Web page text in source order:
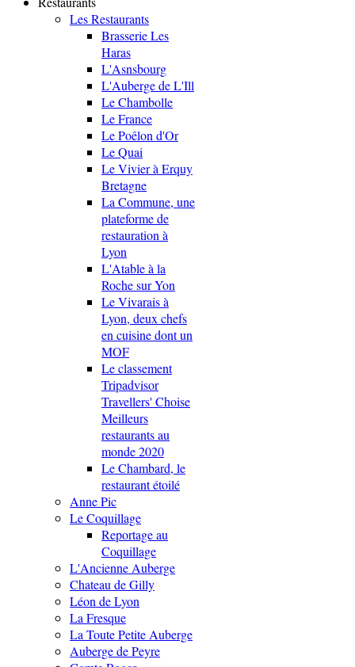
Les Restaurants
Brasserie Les
Haras
L'Asnsbourg
L'Auberge de L'Ill
Le Chambolle
Le France
Le Poêlon d'Or
Le Quai
Le Vivier à Erquy
Bretagne
La Commune, une
plateforme de
restauration à
Lyon
L'Atable à la
Roche sur Yon
Le Vivarais à
Lyon, deux chefs
en cuisine dont un
MOF
Le classement
Tripadvisor
Travellers' Choise
Meilleurs
restaurants au
monde 2020
Le Chambard, le
restaurant étoilé
Anne Pic
Le Coquillage
Reportage au
Coquillage
L'Ancienne Auberge
Chateau de Gilly
Léon de Lyon
La Fresque
La Toute Petite Auberge
Auberge de Peyre